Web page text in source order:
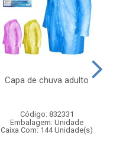
Capa de chuva adulto
Código: 832331
Embalagem: Unidade
Caixa Com: 144 Unidade(s)